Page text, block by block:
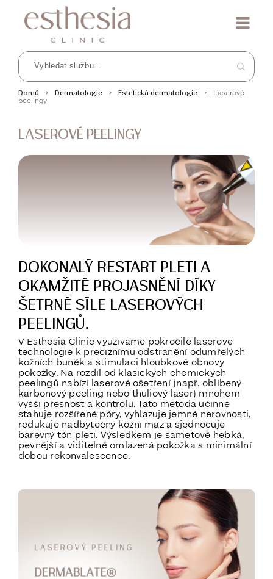
Domů Dermatologie Estetická dermatologie Laserové
peelingy
LASEROVÉ PEELINGY
DOKONALÝ RESTART PLETI A
OKAMŽITÉ PROJASNĚNÍ DÍKY
ŠETRNÉ SÍLE LASEROVÝCH
PEELINGŮ.
V Esthesia Clinic využíváme pokročilé laserové
technologie k preciznímu odstranění odumřelých
kožních buněk a stimulaci hloubkové obnovy
pokožky. Na rozdíl od klasických chemických
peelingů nabízí laserové ošetření (např. oblíbený
karbonový peeling nebo thuliový laser) mnohem
vyšší přesnost a kontrolu. Tato metoda účinně
stahuje rozšířené póry, vyhlazuje jemné nerovnosti,
redukuje nadbytečný kožní maz a sjednocuje
barevný tón pleti. Výsledkem je sametově hebká,
pevnější a viditelně omlazená pokožka s minimální
dobou rekonvalescence.